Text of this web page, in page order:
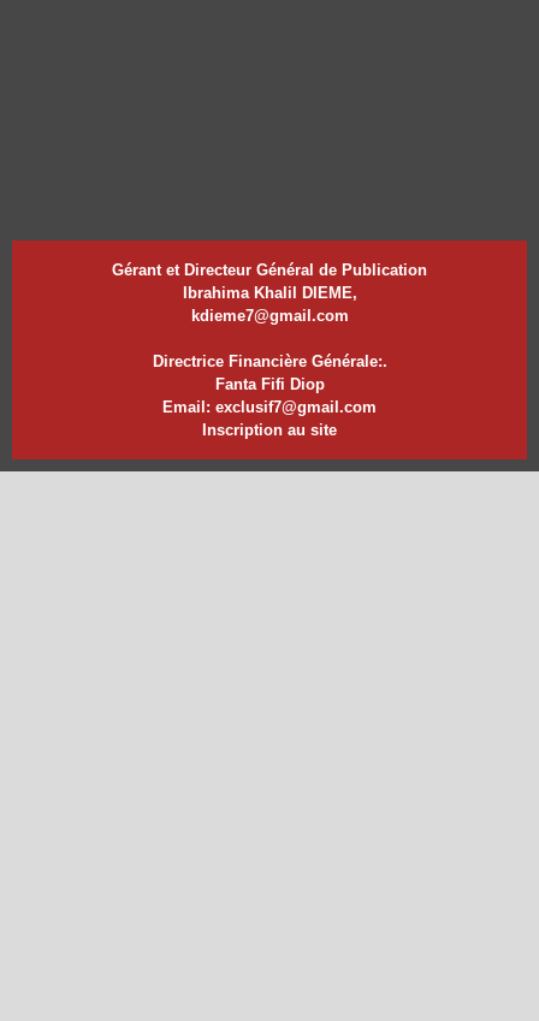
Gérant et Directeur Général de Publication
Ibrahima Khalil DIEME,
kdieme7@gmail.com
Directrice Financière Générale:.
Fanta Fifi Diop
Email: exclusif7@gmail.com
Inscription au site